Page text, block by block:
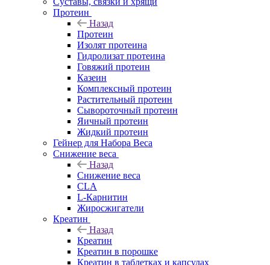
Протеин
Назад
Протеин
Изолят протеина
Гидролизат протеина
Говяжий протеин
Казеин
Комплексный протеин
Растительный протеин
Сывороточный протеин
Яичный протеин
Жидкий протеин
Гейнер для Набора Веса
Снижение веса
Назад
Снижение веса
CLA
L-Карнитин
Жиросжигатели
Креатин
Назад
Креатин
Креатин в порошке
Креатин в таблетках и капсулах